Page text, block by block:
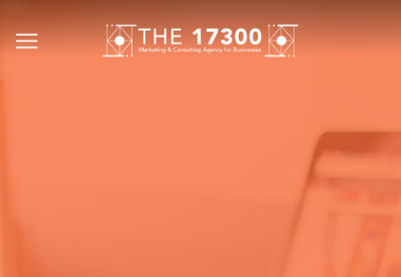
Skip
to